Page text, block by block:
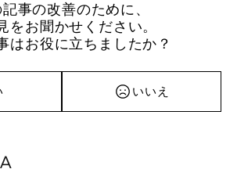
事の改善のために、
をお聞かせください。
はお役に立ちましたか？
いいえ